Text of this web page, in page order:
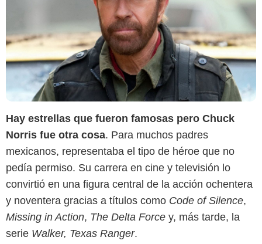
Hay estrellas que fueron famosas pero Chuck
Norris fue otra cosa. Para muchos padres
mexicanos, representaba el tipo de héroe que no
pedía permiso. Su carrera en cine y televisión lo
convirtió en una figura central de la acción ochentera
y noventera gracias a títulos como Code of Silence,
Missing in Action, The Delta Force y, más tarde, la
serie Walker, Texas Ranger.